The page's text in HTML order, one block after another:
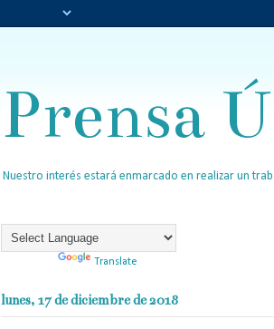
Prensa
Nuestro interés estará enmarcado en realizar un
Translate
lunes, 17 de diciembre de 2018